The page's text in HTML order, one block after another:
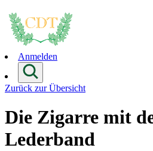
Anmelden
Zurück zur Übersicht
Die Zigarre mit
Lederband